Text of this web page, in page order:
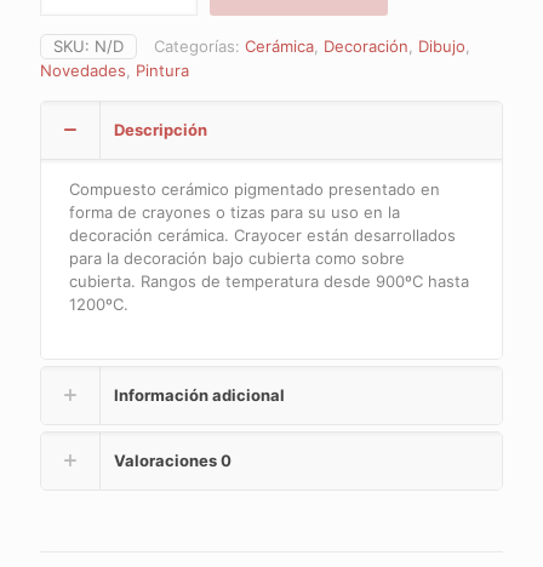
bajo
o
sobrecubierta:
SKU: N/D Categorías: Cerámica, Decoración, Dibujo,
Novedades, Pintura
Descripción
Compuesto cerámico pigmentado presentado en
forma de crayones o tizas para su uso en la
decoración cerámica. Crayocer están desarrollados
para la decoración bajo cubierta como sobre
cubierta. Rangos de temperatura desde 900ºC hasta
1200ºC.
Información adicional
Valoraciones0